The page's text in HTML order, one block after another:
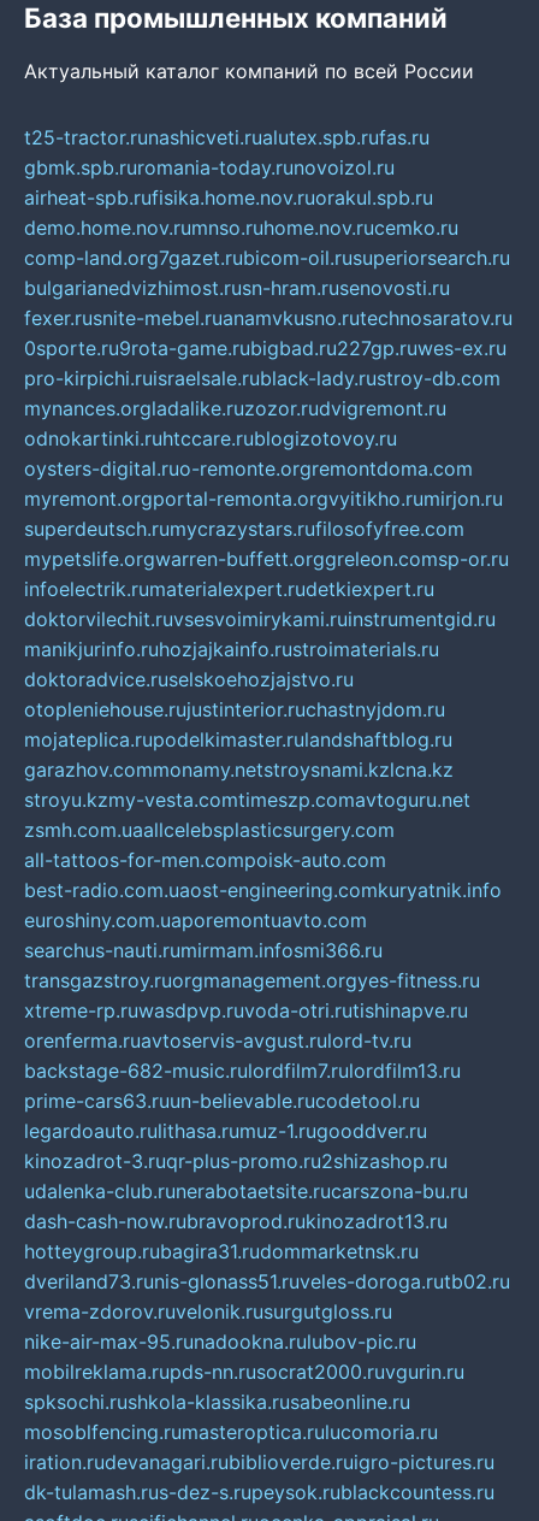
База промышленных компаний
Актуальный каталог компаний по всей России
t25-tractor.runashicveti.rualutex.spb.rufas.ru
gbmk.spb.ruromania-today.runovoizol.ru
airheat-spb.rufisika.home.nov.ruorakul.spb.ru
demo.home.nov.rumnso.ruhome.nov.rucemko.ru
comp-land.org7gazet.rubicom-oil.rusuperiorsearch.ru
bulgarianedvizhimost.rusn-hram.rusenovosti.ru
fexer.rusnite-mebel.ruanamvkusno.rutechnosaratov.ru
0sporte.ru9rota-game.rubigbad.ru227gp.ruwes-ex.ru
pro-kirpichi.ruisraelsale.rublack-lady.rustroy-db.com
mynances.orgladalike.ruzozor.rudvigremont.ru
odnokartinki.ruhtccare.rublogizotovoy.ru
oysters-digital.ruo-remonte.orgremontdoma.com
myremont.orgportal-remonta.orgvyitikho.rumirjon.ru
superdeutsch.rumycrazystars.rufilosofyfree.com
mypetslife.orgwarren-buffett.orggreleon.comsp-or.ru
infoelectrik.rumaterialexpert.rudetkiexpert.ru
doktorvilechit.ruvsesvoimirykami.ruinstrumentgid.ru
manikjurinfo.ruhozjajkainfo.rustroimaterials.ru
doktoradvice.ruselskoehozjajstvo.ru
otopleniehouse.rujustinterior.ruchastnyjdom.ru
mojateplica.rupodelkimaster.rulandshaftblog.ru
garazhov.commonamy.netstroysnami.kzlcna.kz
stroyu.kzmy-vesta.comtimeszp.comavtoguru.net
zsmh.com.uaallcelebsplasticsurgery.com
all-tattoos-for-men.compoisk-auto.com
best-radio.com.uaost-engineering.comkuryatnik.info
euroshiny.com.uaporemontuavto.com
searchus-nauti.rumirmam.infosmi366.ru
transgazstroy.ruorgmanagement.orgyes-fitness.ru
xtreme-rp.ruwasdpvp.ruvoda-otri.rutishinapve.ru
orenferma.ruavtoservis-avgust.rulord-tv.ru
backstage-682-music.rulordfilm7.rulordfilm13.ru
prime-cars63.ruun-believable.rucodetool.ru
legardoauto.rulithasa.rumuz-1.rugooddver.ru
kinozadrot-3.ruqr-plus-promo.ru2shizashop.ru
udalenka-club.runerabotaetsite.rucarszona-bu.ru
dash-cash-now.rubravoprod.rukinozadrot13.ru
hotteygroup.rubagira31.rudommarketnsk.ru
dveriland73.runis-glonass51.ruveles-doroga.rutb02.ru
vrema-zdorov.ruvelonik.rusurgutgloss.ru
nike-air-max-95.runadookna.rulubov-pic.ru
mobilreklama.rupds-nn.rusocrat2000.ruvgurin.ru
spksochi.rushkola-klassika.rusabeonline.ru
mosoblfencing.rumasteroptica.rulucomoria.ru
iration.rudevanagari.rubiblioverde.ruigro-pictures.ru
dk-tulamash.rus-dez-s.rupeysok.rublackcountess.ru